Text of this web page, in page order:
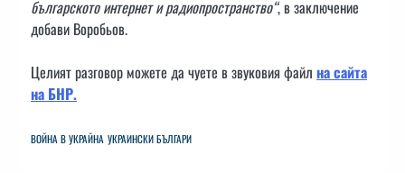
българското интернет и радиопространство“, в заключение
добави Воробьов.
Целият разговор можете да чуете в звуковия файл на сайта
на БНР.
ВОЙНА В УКРАЙНА УКРАИНСКИ БЪЛГАРИ